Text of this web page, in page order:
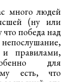
много людей
(ну или
победа над
правилами,
для
есть, что